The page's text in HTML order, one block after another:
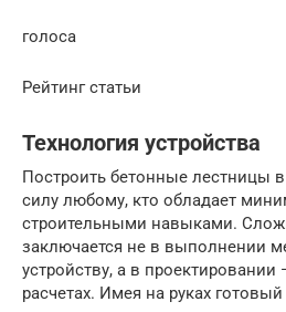
голоса
Рейтинг статьи
Технология устройства
Построить бетонные лестницы
силу любому, кто обладает
строительными навыками.
заключается не в выполнении
устройству, а в
расчетах. Имея на руках